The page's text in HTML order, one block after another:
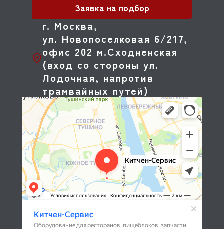
г. Москва,
ул. Новопоселковая 6/217,
офис 202 м.Сходненская
(вход со стороны ул.
Лодочная, напротив
трамвайных путей)
Заявка на подбор